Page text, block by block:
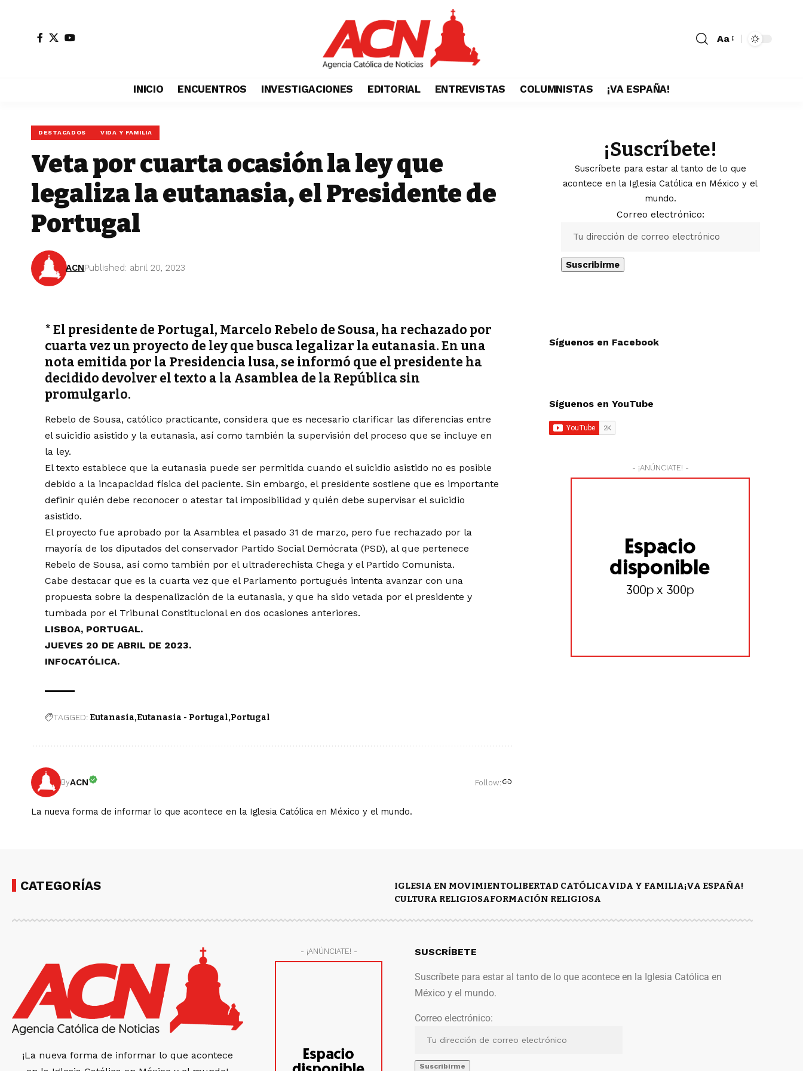
Aa
INICIO ENCUENTROS INVESTIGACIONES EDITORIAL ENTREVISTAS COLUMNISTAS ¡VA ESPAÑA!
DESTACADOS VIDA Y FAMILIA
Veta por cuarta ocasión la ley que
legaliza la eutanasia, el Presidente de
Portugal
ACNPublished: abril 20, 2023
* El presidente de Portugal, Marcelo Rebelo de Sousa, ha rechazado por
cuarta vez un proyecto de ley que busca legalizar la eutanasia. En una
nota emitida por la Presidencia lusa, se informó que el presidente ha
decidido devolver el texto a la Asamblea de la República sin
promulgarlo.
Rebelo de Sousa, católico practicante, considera que es necesario clarificar las diferencias entre
el suicidio asistido y la eutanasia, así como también la supervisión del proceso que se incluye en
la ley.
El texto establece que la eutanasia puede ser permitida cuando el suicidio asistido no es posible
debido a la incapacidad física del paciente. Sin embargo, el presidente sostiene que es importante
definir quién debe reconocer o atestar tal imposibilidad y quién debe supervisar el suicidio
asistido.
El proyecto fue aprobado por la Asamblea el pasado 31 de marzo, pero fue rechazado por la
mayoría de los diputados del conservador Partido Social Demócrata (PSD), al que pertenece
Rebelo de Sousa, así como también por el ultraderechista Chega y el Partido Comunista.
Cabe destacar que es la cuarta vez que el Parlamento portugués intenta avanzar con una
propuesta sobre la despenalización de la eutanasia, y que ha sido vetada por el presidente y
tumbada por el Tribunal Constitucional en dos ocasiones anteriores.
LISBOA, PORTUGAL.
JUEVES 20 DE ABRIL DE 2023.
INFOCATÓLICA.
TAGGED: Eutanasia Eutanasia - Portugal Portugal
ByACN Follow:
La nueva forma de informar lo que acontece en la Iglesia Católica en México y el mundo.
¡Suscríbete!
Suscríbete para estar al tanto de lo que
acontece en la Iglesia Católica en México y el
mundo.
Correo electrónico:
Síguenos en Facebook
Síguenos en YouTube
- ¡ANÚNCIATE! -
CATEGORÍAS IGLESIA EN MOVIMIENTOLIBERTAD CATÓLICAVIDA Y FAMILIA¡VA ESPAÑA!
CULTURA RELIGIOSAFORMACIÓN RELIGIOSA
¡La nueva forma de informar lo que acontece
- ¡ANÚNCIATE! - SUSCRÍBETE
Suscríbete para estar al tanto de lo que acontece en la Iglesia Católica en
México y el mundo.
Correo electrónico: